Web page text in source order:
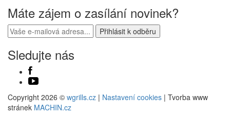
Máte zájem o zasílání novinek?
Sledujte nás
Copyright 2026 © wgrills.cz | Nastavení cookies | Tvorba www
stránek MACHIN.cz